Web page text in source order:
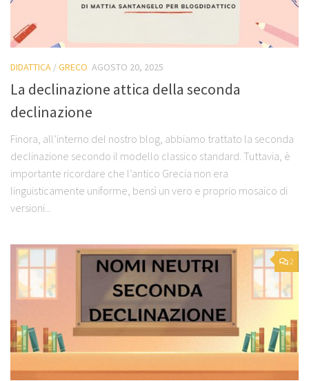
DIDATTICA /GRECO AGOSTO 20, 2025
La declinazione attica della seconda
declinazione
Finora, all’interno del nostro blog, abbiamo trattato la seconda
declinazione secondo il modello classico standard. Tuttavia, è
importante ricordare che l’antico Grecia non era
linguisticamente uniforme, bensì un vero e proprio mosaico di
versioni...
2